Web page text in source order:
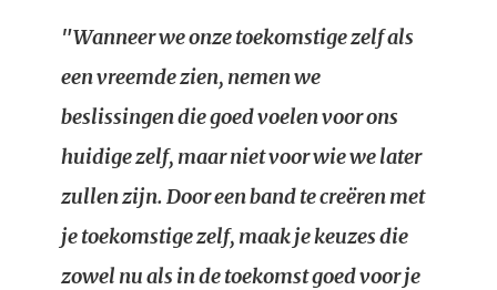
"Wanneer we onze toekomstige zelf als
een vreemde zien, nemen we
beslissingen die goed voelen voor ons
huidige zelf, maar niet voor wie we later
zullen zijn. Door een band te creëren met
je toekomstige zelf, maak je keuzes die
zowel nu als in de toekomst goed voor je